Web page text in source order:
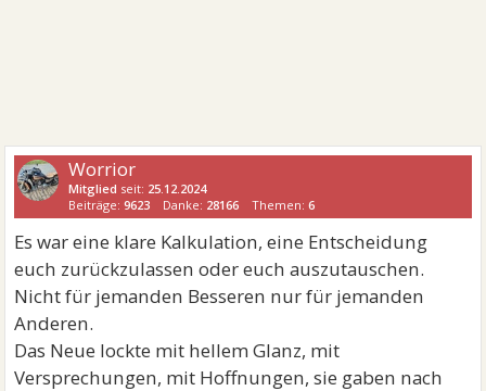
Worrior
Mitglied seit: 25.12.2024
Beiträge:9623 Danke: 28166 Themen:6
Es war eine klare Kalkulation, eine Entscheidung
euch zurückzulassen oder euch auszutauschen.
Nicht für jemanden Besseren nur für jemanden
Anderen.
Das Neue lockte mit hellem Glanz, mit
Versprechungen, mit Hoffnungen, sie gaben nach